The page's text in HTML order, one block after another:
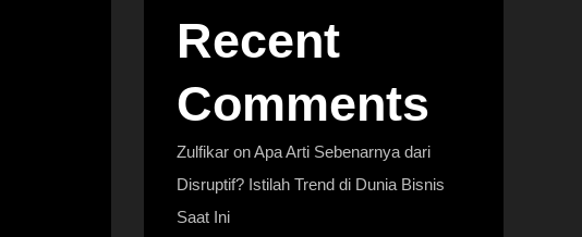
Recent
Comments
Zulfikar onApa Arti Sebenarnya dari
Disruptif? Istilah Trend di Dunia Bisnis
Saat Ini